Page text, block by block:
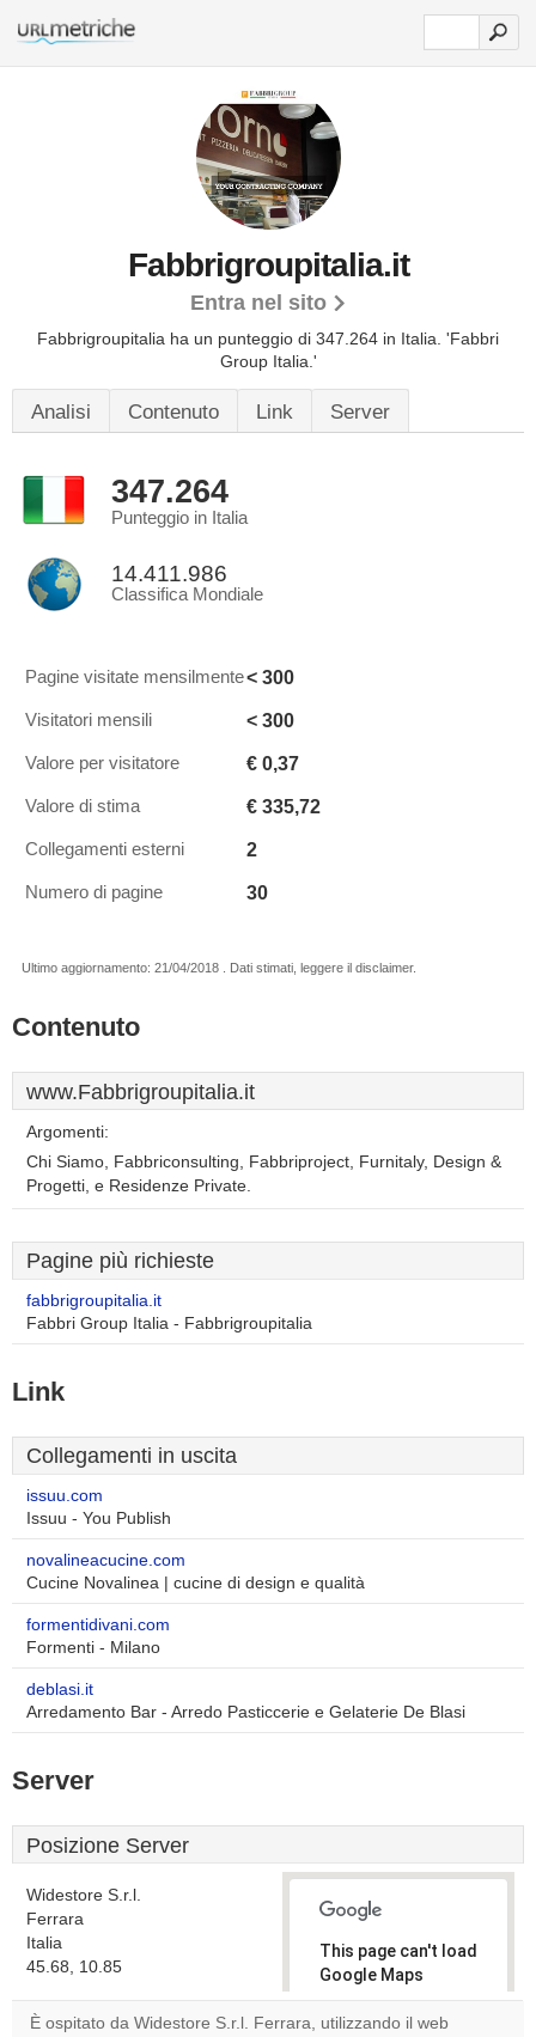
Fabbrigroupitalia.it
Entra nel sito
Fabbrigroupitalia ha un punteggio di 347.264 in Italia. 'Fabbri
Group Italia.'
Analisi Contenuto Link Server
347.264
Punteggio in Italia
14.411.986
Classifica Mondiale
Pagine visitate mensilmente< 300
Visitatori mensili < 300
Valore per visitatore € 0,37
Valore di stima € 335,72
Collegamenti esterni 2
Numero di pagine 30
Ultimo aggiornamento: 21/04/2018 . Dati stimati, leggere il disclaimer.
Contenuto
www.Fabbrigroupitalia.it
Argomenti:
Chi Siamo, Fabbriconsulting, Fabbriproject, Furnitaly, Design &
Progetti, e Residenze Private.
Pagine più richieste
fabbrigroupitalia.it
Fabbri Group Italia - Fabbrigroupitalia
Link
Collegamenti in uscita
issuu.com
Issuu - You Publish
novalineacucine.com
Cucine Novalinea | cucine di design e qualità
formentidivani.com
Formenti - Milano
deblasi.it
Arredamento Bar - Arredo Pasticcerie e Gelaterie De Blasi
Server
Posizione Server
Widestore S.r.l.
Ferrara
Italia
45.68, 10.85
This page can't load
Google Maps
correctly.
È ospitato da Widestore S.r.l. Ferrara, utilizzando il web